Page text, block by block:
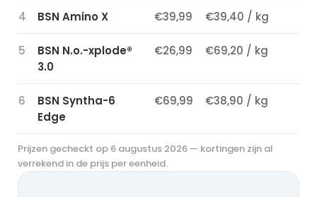
4 BSN Amino X €39,99 €39,40 / kg
5
BSN N.o.-xplode®
3.0
€26,99 €69,20 / kg
6
BSN Syntha-6
Edge
€69,99 €38,90 / kg
Prijzen gecheckt op 6 augustus 2026 — kortingen zijn al
verrekend in de prijs per eenheid.